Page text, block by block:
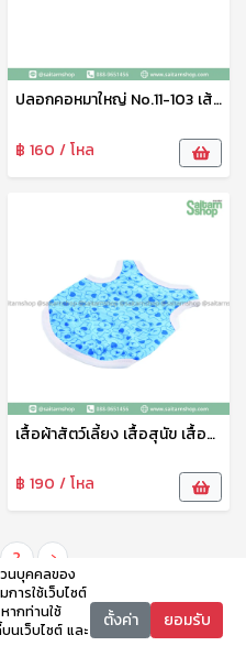
ปลอกคอหมาใหญ่ No.11-103 เส้นใหญ่ไม่หลุดไม่ขาดง่าย
฿ 160 / โหล
เสื้อผ้าสัตว์เลี้ยง เสื้อสุนัข เสื้อแมว สกรีนลายน่ารัก No.6-100
฿ 190 / โหล
2 ›
นบุคคลของ
ารใช้เว็บไซต์
ากท่านใช้
เว็บไซต์ และ
ตั้งค่า ยอมรับ